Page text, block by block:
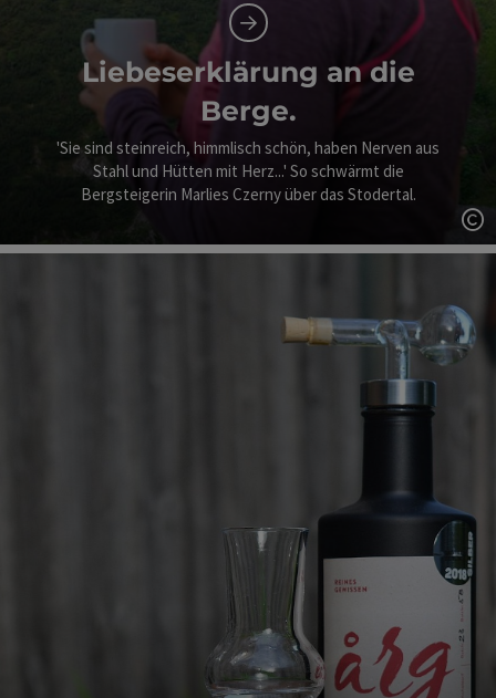
Liebeserklärung an die
Berge.
'Sie sind steinreich, himmlisch schön, haben Nerven aus
Stahl und Hütten mit Herz...' So schwärmt die
Bergsteigerin Marlies Czerny über das Stodertal.